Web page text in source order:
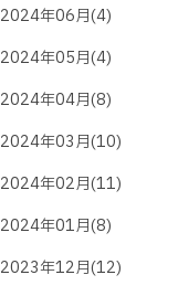
2024年06月(4)
2024年05月(4)
2024年04月(8)
2024年03月(10)
2024年02月(11)
2024年01月(8)
2023年12月(12)